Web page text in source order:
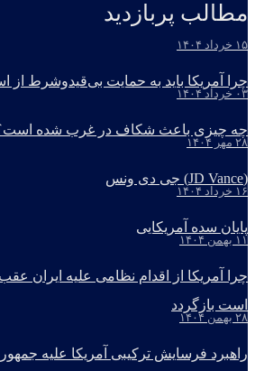
مطالب پربازدید
۱۵ خرداد ۱۴۰۴
چرا آمریکا باید به حمایت بی‌قیدوشرط از
۰۳ خرداد ۱۴۰۴
چه چیزی باعث شکاف در غرب شده
۲۸ مهر ۱۴۰۴
(JD Vance) جی دی ونس
۱۶ خرداد ۱۴۰۴
پایان سده آمریکایی
۱۱ بهمن ۱۴۰۴
چرا آمریکا از اقدام نظامی علیه ایران
است بازگردد
۲۸ بهمن ۱۴۰۴
راهبرد فرسایش ترکیبی آمریکا علیه